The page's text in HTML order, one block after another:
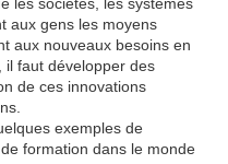
aux gens les moyens
aux nouveaux besoins en
il faut développer des
de ces innovations
exemples de
formation dans le monde